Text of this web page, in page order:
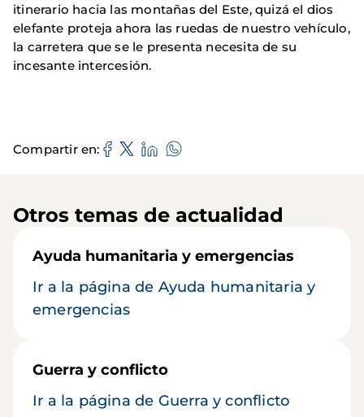
itinerario hacia las montañas del Este, quizá el dios
elefante proteja ahora las ruedas de nuestro vehículo,
la carretera que se le presenta necesita de su
incesante intercesión.
Compartir en
Otros temas de actualidad
Ayuda humanitaria y emergencias
Ir a la página de Ayuda humanitaria y
emergencias
Guerra y conflicto
Ir a la página de Guerra y conflicto